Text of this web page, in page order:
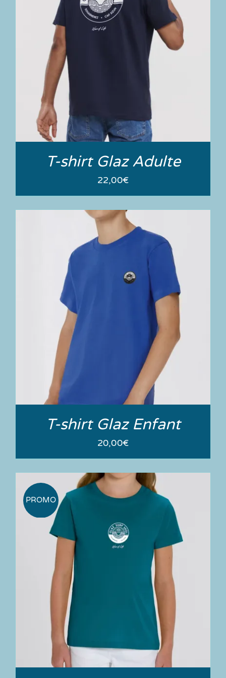
T-shirt Glaz Adulte
22,00€
T-shirt Glaz Enfant
20,00€
PROMO